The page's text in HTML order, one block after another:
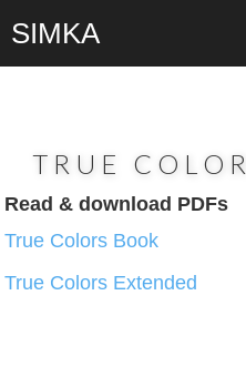
SIMKA
TRUE
Read & download PDFs
True Colors Book
True Colors Extended